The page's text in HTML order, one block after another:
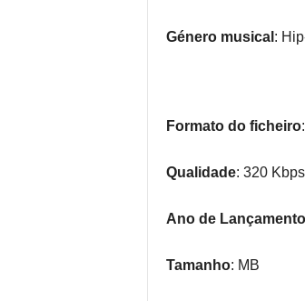
Género musical :
Formato do ficheiro
Qualidade: 320 Kbps
Ano de Lançamento
Tamanho: MB